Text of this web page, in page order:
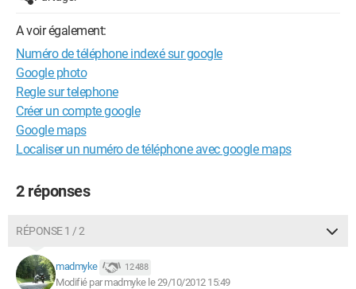
A voir également:
Numéro de téléphone indexé sur google
Google photo
Regle sur telephone
Créer un compte google
Google maps
Localiser un numéro de téléphone avec google maps
2 réponses
RÉPONSE 1 / 2
madmyke 12 488
Modifié par madmyke le 29/10/2012 15:49